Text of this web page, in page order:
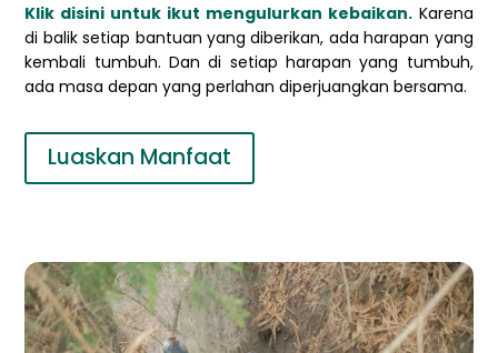
Klik disini untuk ikut mengulurkan kebaikan.Karena
di balik setiap bantuan yang diberikan, ada harapan yang
kembali tumbuh. Dan di setiap harapan yang tumbuh,
ada masa depan yang perlahan diperjuangkan bersama.
Luaskan Manfaat